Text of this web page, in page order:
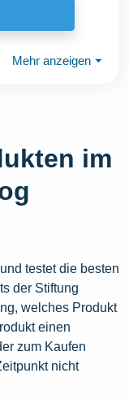
Mehr anzeigen ⏷
im
testet die besten
der Stiftung
welches Produkt
einen
zum Kaufen
nicht